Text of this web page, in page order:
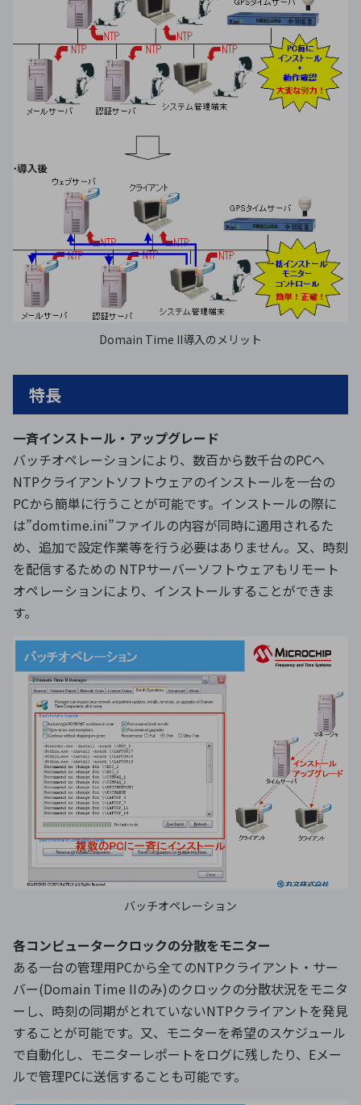
Domain Time II導入のメリット
特長
一斉インストール・アップグレード
バッチオペレーションにより、数百から数千台のPCへ
NTPクライアントソフトウェアのインストールを一台の
PCから簡単に行うことが可能です。インストールの際に
は”domtime.ini”ファイルの内容が同時に適用されるた
め、追加で設定作業等を行う必要はありません。又、時刻
を配信するための NTPサーバーソフトウェアもリモート
オペレーションにより、インストールすることができま
す。
バッチオペレーション
各コンピュータークロックの分散をモニター
ある一台の管理用PCから全てのNTPクライアント・サー
バー(Domain Time IIのみ)のクロックの分散状況をモニタ
ーし、時刻の同期がとれていないNTPクライアントを発見
することが可能です。又、モニターを希望のスケジュール
で自動化し、モニターレポートをログに残したり、Eメー
ルで管理PCに送信することも可能です。